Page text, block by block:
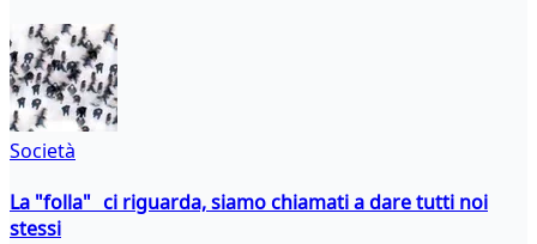
Società
La "folla" ci riguarda, siamo chiamati a dare tutti noi
stessi